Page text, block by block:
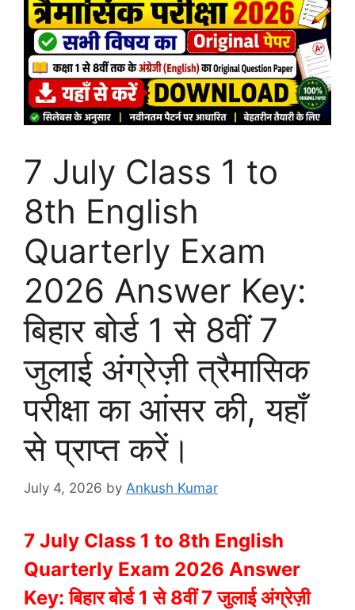
7 July Class 1 to
8th English
Quarterly Exam
2026 Answer Key:
बिहार बोर्ड 1 से 8वीं 7
जुलाई अंग्रेज़ी त्रैमासिक
परीक्षा का आंसर की, यहाँ
से प्राप्त करें।
July 4, 2026 by Ankush Kumar
7 July Class 1 to 8th English
Quarterly Exam 2026 Answer
Key: बिहार बोर्ड 1 से 8वीं 7 जुलाई अंग्रेज़ी